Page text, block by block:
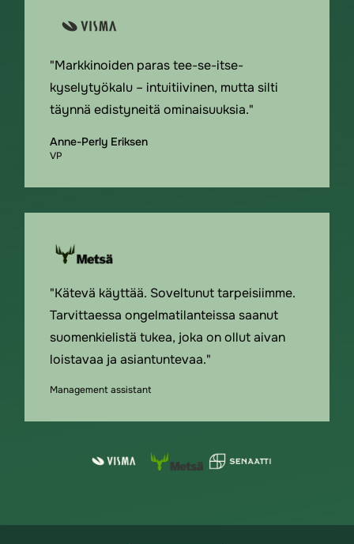
"Markkinoiden paras tee-se-itse-
kyselytyökalu – intuitiivinen, mutta silti
täynnä edistyneitä ominaisuuksia."
Anne-Perly Eriksen
VP
"Kätevä käyttää. Soveltunut tarpeisiimme.
Tarvittaessa ongelmatilanteissa saanut
suomenkielistä tukea, joka on ollut aivan
loistavaa ja asiantuntevaa."
Management assistant